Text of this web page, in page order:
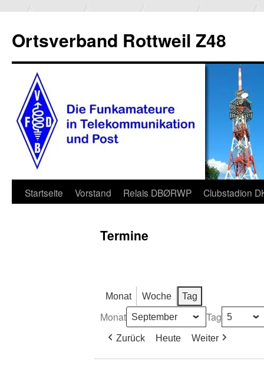
Ortsverband Rottweil Z48
Zum
Startseite Vorstand Relais DBØRWP Clubstadion
Termine
Monat Woche Tag
Monat Tag
Zurück Heute Weiter